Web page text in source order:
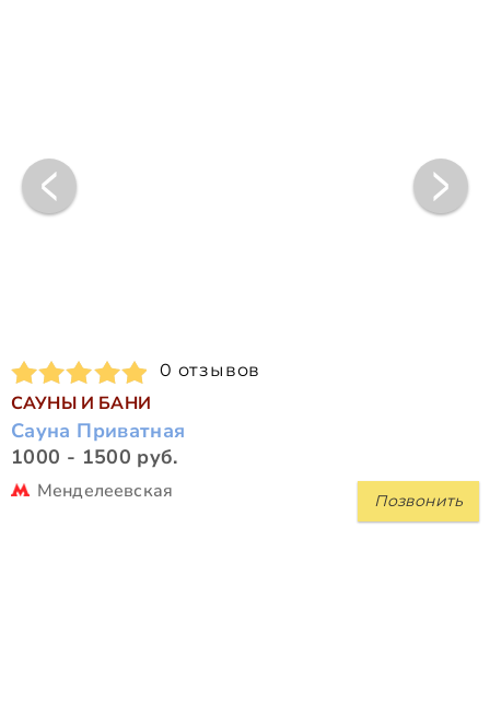
0 отзывов
САУНЫ И БАНИ
Сауна Приватная
1000 - 1500 руб.
Позвонить
Менделеевская